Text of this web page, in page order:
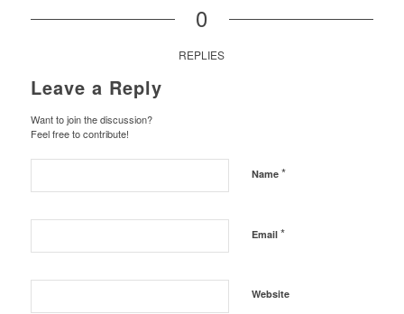
0
REPLIES
Leave a Reply
Want to join the discussion?
Feel free to contribute!
Name *
Email *
Website